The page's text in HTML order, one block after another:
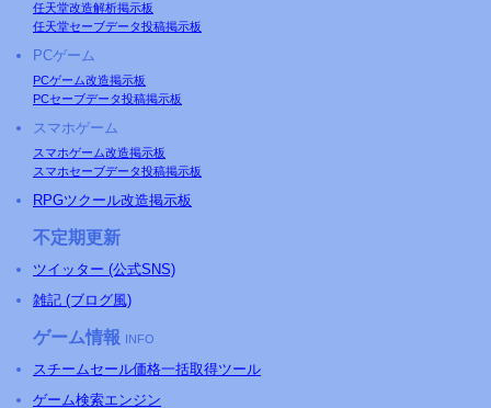
任天堂改造解析掲示板
任天堂セーブデータ投稿掲示板
PCゲーム
PCゲーム改造掲示板
PCセーブデータ投稿掲示板
スマホゲーム
スマホゲーム改造掲示板
スマホセーブデータ投稿掲示板
RPGツクール改造掲示板
不定期更新
ツイッター (公式SNS)
雑記 (ブログ風)
ゲーム情報 INFO
スチームセール価格一括取得ツール
ゲーム検索エンジン